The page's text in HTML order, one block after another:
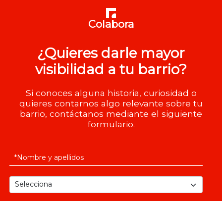
Colabora
¿Quieres darle mayor
visibilidad a tu barrio?
Si conoces alguna historia, curiosidad o
quieres contarnos algo relevante sobre tu
barrio, contáctanos mediante el siguiente
formulario.